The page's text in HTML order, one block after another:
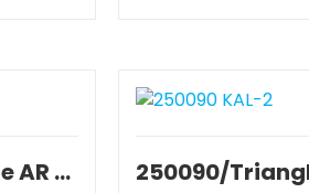
250090/Triangle AR T2M 1/10 séries 5000/7000 OCCASION BE.